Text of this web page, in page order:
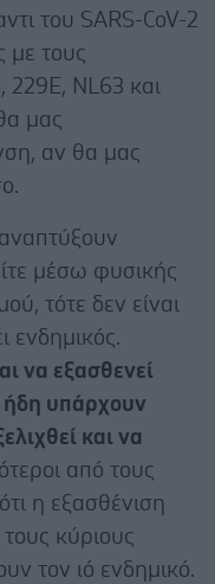
του SARS-CoV-2
με τους
229E, NL63 και
μας
αν θα μας
μέσω φυσικής
τότε δεν είναι
ενδημικός.
να εξασθενεί
ήδη υπάρχουν
και να
από τους
η εξασθένιση
κύριους
τον ιό ενδημικό.